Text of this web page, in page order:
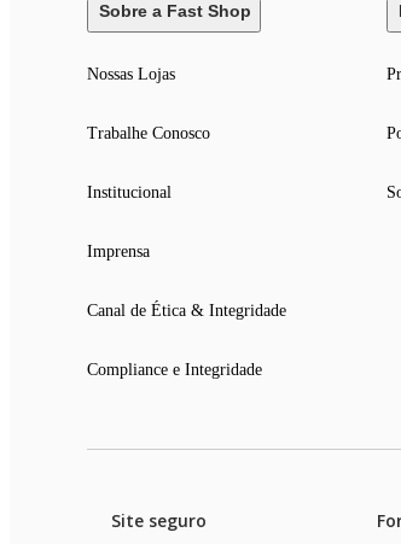
Sobre a Fast Shop
Nossas Lojas
Trabalhe Conosco
Institucional
Imprensa
Canal de Ética & Integridade
Compliance e Integridade
Site seguro